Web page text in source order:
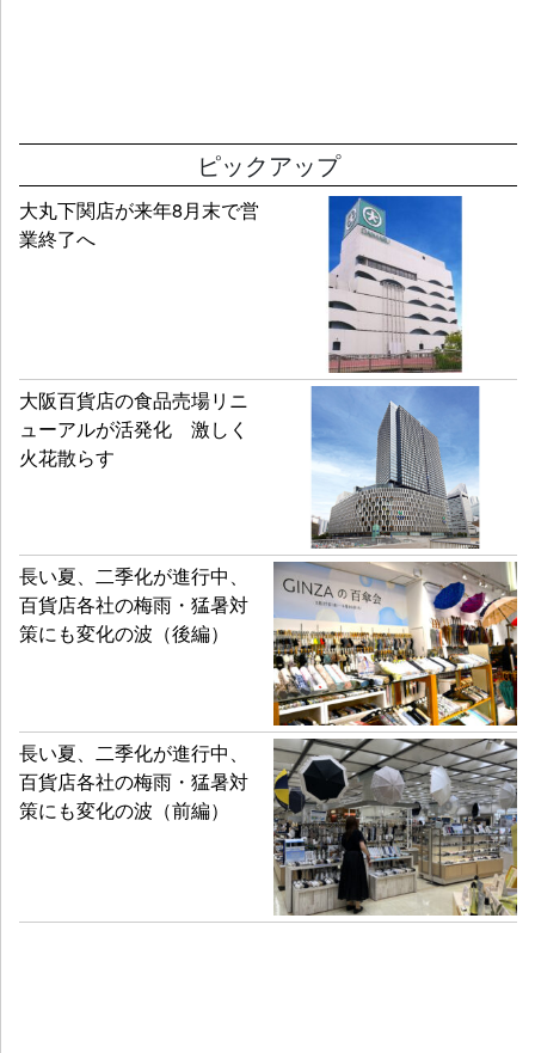
ピックアップ
大丸下関店が来年8月末で営
業終了へ
大阪百貨店の食品売場リニ
ューアルが活発化 激しく
火花散らす
長い夏、二季化が進行中、
百貨店各社の梅雨・猛暑対
策にも変化の波（後編）
長い夏、二季化が進行中、
百貨店各社の梅雨・猛暑対
策にも変化の波（前編）